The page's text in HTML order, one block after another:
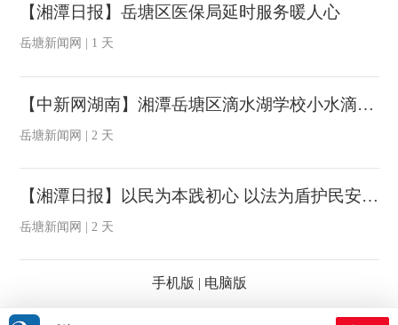
【湘潭日报】岳塘区医保局延时服务暖人心
岳塘新闻网 | 1 天
【中新网湖南】湘潭岳塘区滴水湖学校小水滴交响管乐团斩获全国赛事一等奖
岳塘新闻网 | 2 天
【湘潭日报】以民为本践初心 以法为盾护民安 ——记岳塘区人大代表董旭辉的履职与公益之路
岳塘新闻网 | 2 天
手机版 | 电脑版